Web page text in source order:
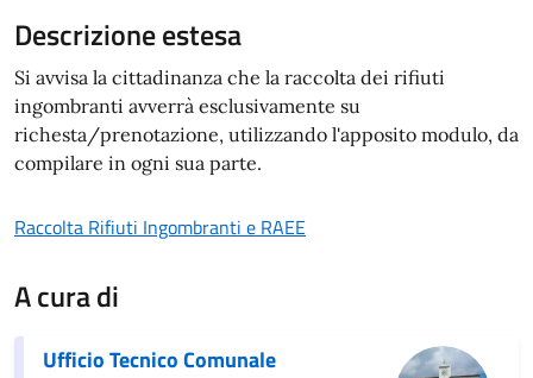
Descrizione estesa
Si avvisa la cittadinanza che la raccolta dei rifiuti
ingombranti avverrà esclusivamente su
richesta/prenotazione, utilizzando l'apposito modulo, da
compilare in ogni sua parte.
Raccolta Rifiuti Ingombranti e RAEE
A cura di
Ufficio Tecnico Comunale